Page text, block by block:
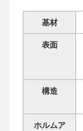
基材
表面
構造
ホルムア